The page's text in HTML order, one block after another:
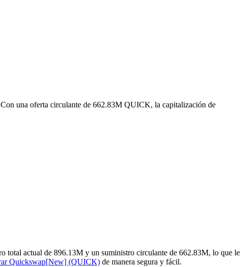
una oferta circulante de 662.83M QUICK, la capitalización de
actual de 896.13M y un suministro circulante de 662.83M, lo que le
Quickswap[New] (QUICK) de manera segura y fácil.